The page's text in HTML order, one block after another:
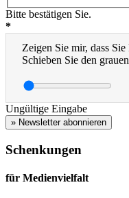
Bitte bestätigen Sie.
*
Zeigen Sie mir, dass
Schieben Sie den
Ungültige Eingabe
» Newsletter abonnieren
Schenkungen
für Medienvielfalt